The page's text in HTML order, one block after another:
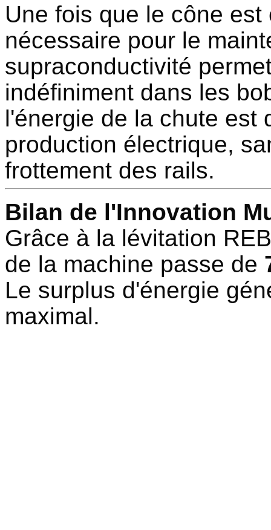
Une fois que le cône
nécessaire pour le
supraconductivité
indéfiniment dans les
l'énergie de la chute est
production électrique,
frottement des rails.
Bilan de l'Innovation
Grâce à la lévitation
de la machine passe de
Le surplus d'énergie
maximal.